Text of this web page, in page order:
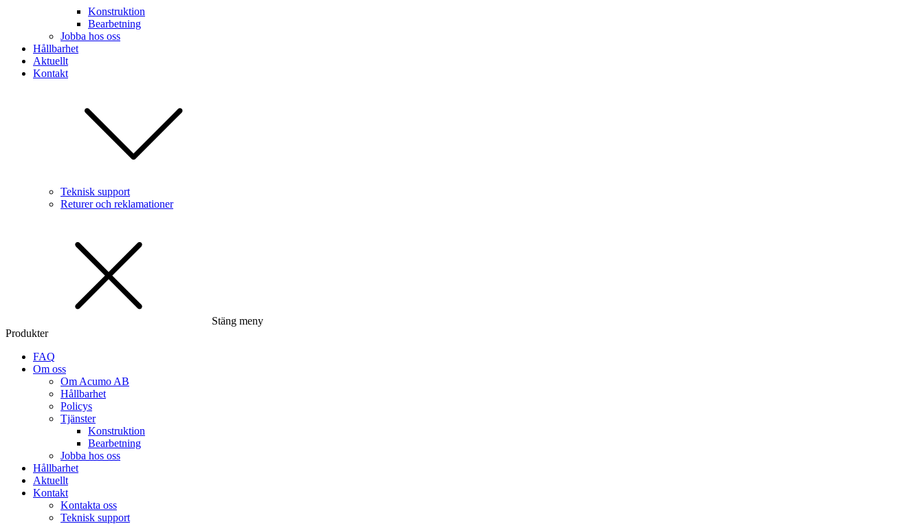
Konstruktion
Bearbetning
Jobba hos oss
Hållbarhet
Aktuellt
Kontakt
Teknisk support
Returer och reklamationer
Stäng meny
Produkter
FAQ
Om oss
Om Acumo AB
Hållbarhet
Policys
Tjänster
Konstruktion
Bearbetning
Jobba hos oss
Hållbarhet
Aktuellt
Kontakt
Kontakta oss
Teknisk support